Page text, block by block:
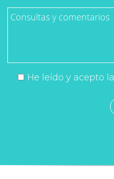
He leído y acepto la